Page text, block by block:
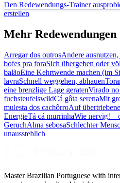
Den Redewendungs-Trainer
erstellen
Mehr Redewendungen
Arregar dos outrosAndere
bofes pra foraSich übergeben oder
balãoEine Kehrtwende machen (im
lavraSchnell weggehen, abhauen
eine brenzlige Lage geratenVirado
fuchsteufelswildCá gôta serenaMit
mulesta dos cachôrroAuf
EnergieTá cá murrinhaWie nervig! –
GeruchAlma sebosaSchlechter
unausstehlich
Master Brazilian Portuguese with